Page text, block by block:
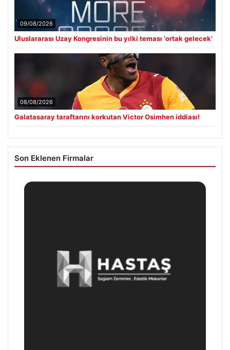
09/08/2026
Uluslararası Uzay Kongresinin bu yılki teması ‘ortak gelecek’
08/08/2026
Galatasaray taraftarını korkutan Victor Osimhen iddiası!
Son Eklenen Firmalar